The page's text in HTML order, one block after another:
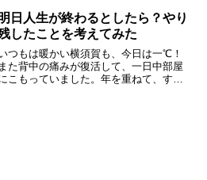
ました。年間７７００円、市営なの
、この安さですむのはありが...
日人生が終わるとしたら？やり
したことを考えてみた
つもは暖かい横須賀も、今日は一℃！
また背中の痛みが復活して、一日中部屋
こもっていました。年を重ねて、すっ